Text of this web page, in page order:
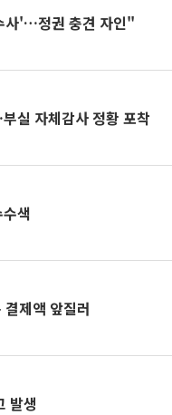
사'…정권 충견 자인"
실 자체감사 정황 포착
색
제액 앞질러
발생